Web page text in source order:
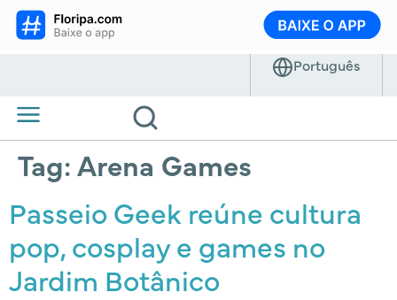
Tag:Arena Games
Passeio Geek reúne cultura
pop, cosplay e games no
Jardim Botânico